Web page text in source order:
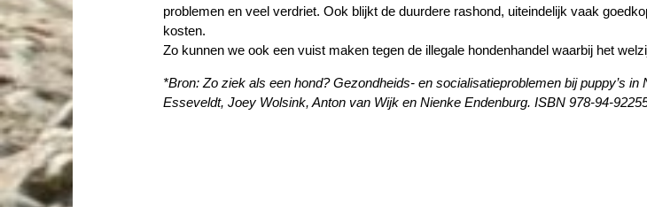
problemen en veel verdriet. Ook blijkt de duurdere rashond, uiteindelijk vaak
kosten.
Zo kunnen we ook een vuist maken tegen de illegale hondenhandel waarbij het
*Bron: Zo ziek als een hond? Gezondheids- en socialisatieproblemen bij puppy’s
Esseveldt, Joey Wolsink, Anton van Wijk en Nienke Endenburg. ISBN 978-94-